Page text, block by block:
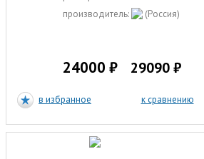
производитель:
(Россия)
24000 ₽ 29090 ₽
в избранное к сравнению